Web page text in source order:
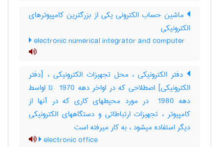
ماشین حساب الکترونی یکی از بزرگترین کامپیوترهای
الکترونیکی
electronic numerical integrator and computer
دفتر الکترونیکی ، محل تجهیزات الکترونیکی ، [دفتر
الکترونیکی] اصطلاحی که در اواخر دهه ‎ 1970 تا اواسط
دهه ‎ 1980 در مورد محیطهای کاری که در آنها از
کامپیوتر ، تجهیزات ارتباطاتی و دستگاههای الکترونیکی
دیگر استفاده میشود ، به کار میرفته است
electronic office